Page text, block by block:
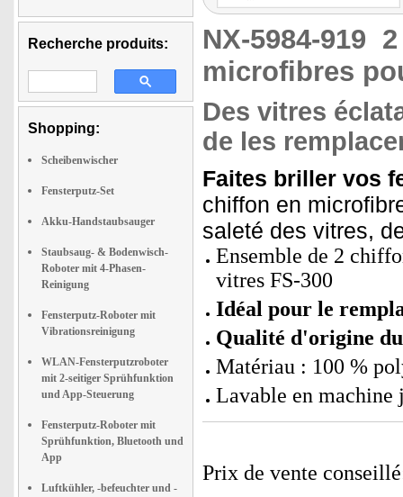
Recherche produits:
Shopping:
Scheibenwischer
Fensterputz-Set
Akku-Handstaubsauger
Staubsaug- & Bodenwisch-
Roboter mit 4-Phasen-
Reinigung
Fensterputz-Roboter mit
Vibrationsreinigung
WLAN-Fensterputzroboter
mit 2-seitiger Sprühfunktion
und App-Steuerung
Fensterputz-Roboter mit
Sprühfunktion, Bluetooth und
App
Luftkühler, -befeuchter und -
NX-5984-919
microfibres
Des vitres
de les
Faites briller vos
chiffon en
saleté des vitres,
Ensemble de 2
vitres FS-300
Idéal pour le
Qualité d'origine
Matériau : 100 %
Lavable en machine
Prix de vente